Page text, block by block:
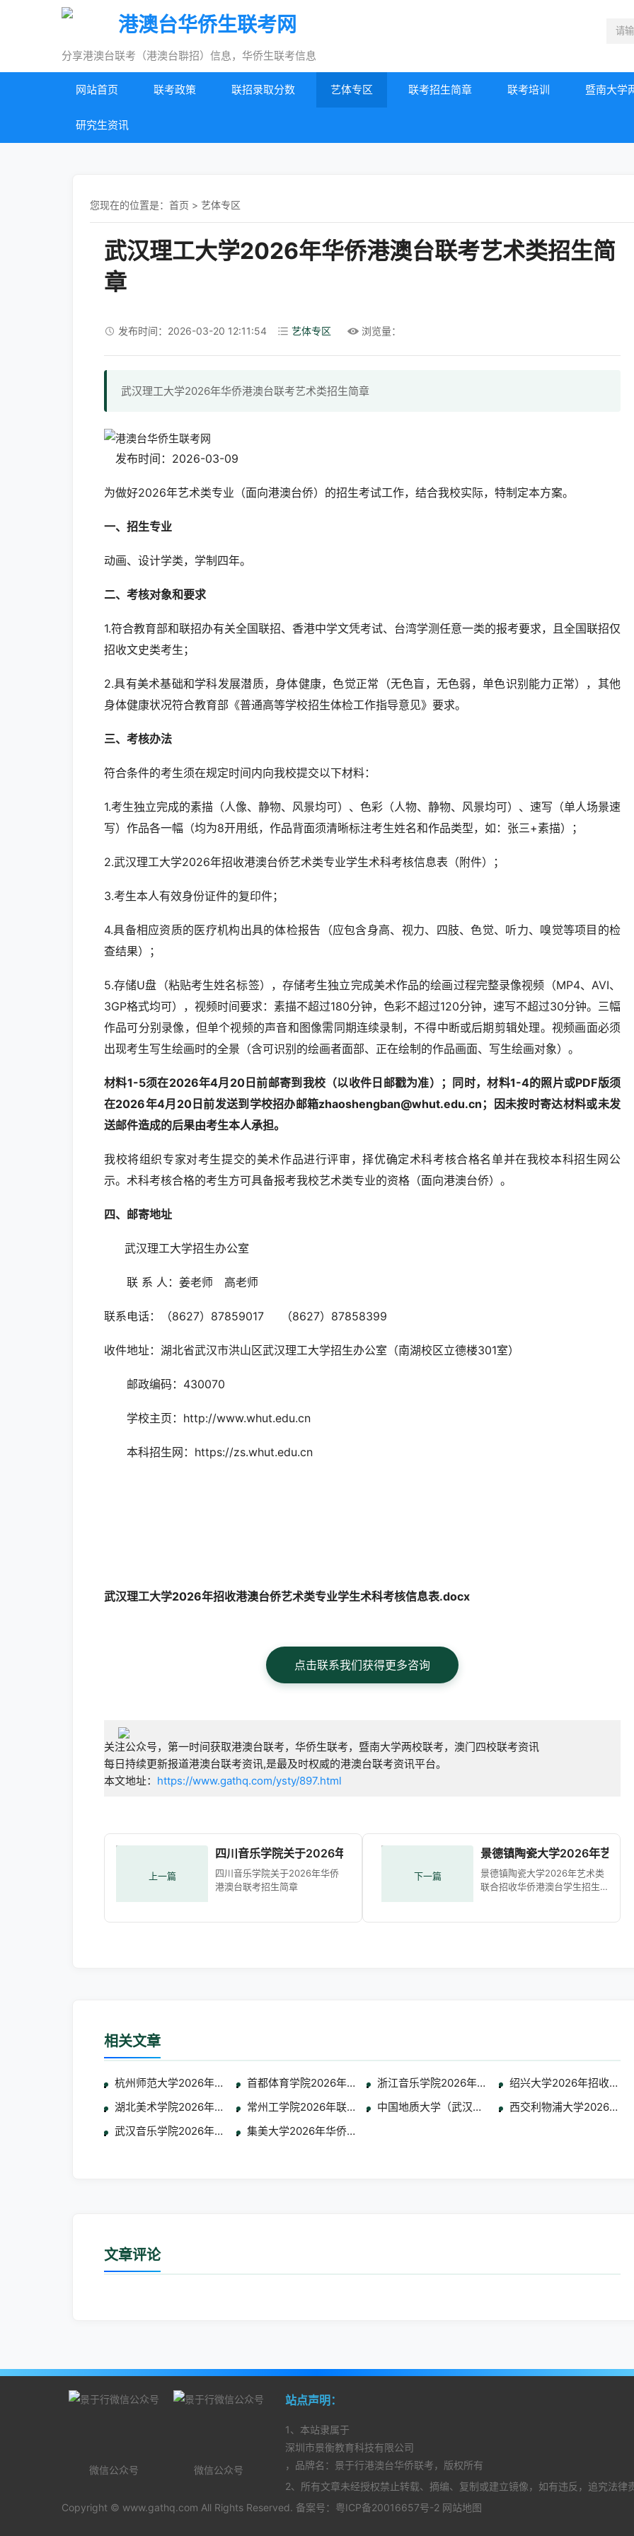
港澳台华侨生联考网
分享港澳台联考（港澳台聨招）信息，华侨生联考信息
网站首页 联考政策 联招录取分数 艺体专区 联考招生简章 联考培训 暨南大学
研究生资讯
您现在的位置是： 首页 > 艺体专区
武汉理工大学2026年华侨港澳台联考艺术类招生简
章
发布时间：2026-03-20 12:11:54 艺体专区 浏览量：
武汉理工大学2026年华侨港澳台联考艺术类招生简章
发布时间：2026-03-09
为做好2026年艺术类专业（面向港澳台侨）的招生考试工作，结合我校实际，特制定本方案。
一、招生专业
动画、设计学类，学制四年。
二、考核对象和要求
1.符合教育部和联招办有关全国联招、香港中学文凭考试、台湾学测任意一类的报考要求，且全国联招仅
招收文史类考生；
2.具有美术基础和学科发展潜质，身体健康，色觉正常（无色盲，无色弱，单色识别能力正常），其他
身体健康状况符合教育部《普通高等学校招生体检工作指导意见》要求。
三、考核办法
符合条件的考生须在规定时间内向我校提交以下材料：
1.考生独立完成的素描（人像、静物、风景均可）、色彩（人物、静物、风景均可）、速写（单人场景速
写）作品各一幅（均为8开用纸，作品背面须清晰标注考生姓名和作品类型，如：张三+素描）；
2.武汉理工大学2026年招收港澳台侨艺术类专业学生术科考核信息表（附件）；
3.考生本人有效身份证件的复印件；
4.具备相应资质的医疗机构出具的体检报告（应包含身高、视力、四肢、色觉、听力、嗅觉等项目的检
查结果）；
5.存储U盘（粘贴考生姓名标签），存储考生独立完成美术作品的绘画过程完整录像视频（MP4、AVI、
3GP格式均可），视频时间要求：素描不超过180分钟，色彩不超过120分钟，速写不超过30分钟。三幅
作品可分别录像，但单个视频的声音和图像需同期连续录制，不得中断或后期剪辑处理。视频画面必须
出现考生写生绘画时的全景（含可识别的绘画者面部、正在绘制的作品画面、写生绘画对象）。
材料1-5须在2026年4月20日前邮寄到我校（以收件日邮戳为准）；同时，材料1-4的照片或PDF版须
在2026年4月20日前发送到学校招办邮箱zhaoshengban@whut.edu.cn；因未按时寄达材料或未发
送邮件造成的后果由考生本人承担。
我校将组织专家对考生提交的美术作品进行评审，择优确定术科考核合格名单并在我校本科招生网公
示。术科考核合格的考生方可具备报考我校艺术类专业的资格（面向港澳台侨）。
四、邮寄地址
武汉理工大学招生办公室
联 系 人：姜老师 高老师
联系电话：（8627）87859017 （8627）87858399
收件地址：湖北省武汉市洪山区武汉理工大学招生办公室（南湖校区立德楼301室）
邮政编码：430070
学校主页：http://www.whut.edu.cn
本科招生网：https://zs.whut.edu.cn
武汉理工大学2026年招收港澳台侨艺术类专业学生术科考核信息表.docx
点击联系我们获得更多咨询
关注公众号，第一时间获取港澳台联考，华侨生联考，暨南大学两校联考，澳门四校联考资讯
每日持续更新报道港澳台联考资讯,是最及时权威的港澳台联考资讯平台。
本文地址： https://www.gathq.com/ysty/897.html
上一篇
四川音乐学院关于2026年华侨港澳台联考招生简章
四川音乐学院关于2026年华侨
港澳台联考招生简章
下一篇
景德镇陶瓷大学2026年艺术
景德镇陶瓷大学2026年艺术类
联合招收华侨港澳台学生招生
相关文章
杭州师范大学2026年联合招收华侨港澳台学生简章首都体育学院2026年通过全国联招考试招收华侨港澳台学生简章
湖北美术学院2026年面向华侨港澳台地区本科招生考试专业合格分数线及成绩查询公告
常州工学院2026年联合招收艺术类华侨港澳台学生简章
武汉音乐学院2026年招收华侨港澳台学生专业考试考生须知
集美大学2026年华侨港澳台艺术、体育类招生公告
浙江音乐学院2026年华侨港澳台本科招生专业考试合
绍兴大学2026年招收华侨
中国地质大学（武汉）2026年招收港澳台侨学生 艺术
西交利物浦大学2026年华
文章评论
微信公众号 微信公众号
站点声明：
1、本站隶属于
深圳市景衡教育科技有限公司
，品牌名：景于行港澳台华侨联考，版权所有
2、所有文章未经授权禁止转载、摘编、复制或建立镜像，如有违反，追究法
Copyright © www.gathq.com All Rights Reserved. 备案号： 粤ICP备20016657号-2 网站地图